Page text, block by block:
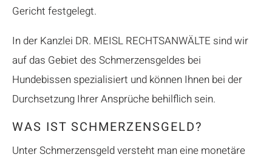
Gericht festgelegt.
In der Kanzlei DR. MEISL RECHTSANWÄLTE sind wir
auf das Gebiet des Schmerzensgeldes bei
Hundebissen spezialisiert und können Ihnen bei der
Durchsetzung Ihrer Ansprüche behilflich sein.
WAS IST SCHMERZENSGELD?
Unter Schmerzensgeld versteht man eine monetäre